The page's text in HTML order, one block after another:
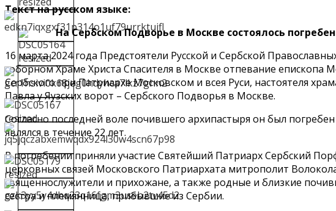
Текст на русском языке:
На Сербском Подворье в Москве состоялось
16 марта 2024 года Предстоятели Русской и Сербской
соборном Храме Христа Спасителя в Москве отпевание епископа
Сербского при Патриархе Московском и всея Руси, настоятеля
Павла у Яузских ворот – Сербского Подворья в Москве.
Согласно последней воле почившего архипастыря он был
являлся в течение 22 лет.
В погребении приняли участие Святейший Патриарх Сербский
церковных связей Московского Патриархата митрополит
священнослужители и прихожане, а также родные и близкие
сестра и племянница, прибывшие из Сербии.